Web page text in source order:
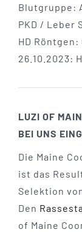
Blutgruppe:
PKD / Leber
HD
26.10.2023:
LUZI OF
BEI UNS
Die Maine
ist das
Selektion
Den
of Maine